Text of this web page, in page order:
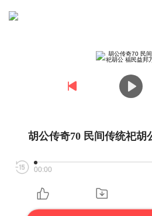
胡公传奇70 民间传统祀胡
00:00